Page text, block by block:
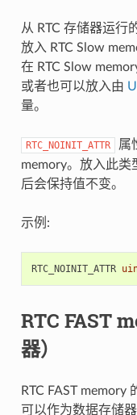
从 RTC 存储器运行
放入 RTC Slow
在 RTC Slow
或者也可以放入由
量。
RTC_NOINIT_ATTR
属
memory。放入此类
后会保持值不变。
示例:
RTC_NOINIT_ATTR
RTC FAST
器）
RTC FAST
可以作为数据存储